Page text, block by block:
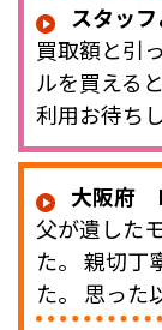
スタッフ
買取額と引
ルを買える
利用お待ち
大阪府
父が遺した
た。 親切丁
た。 思った